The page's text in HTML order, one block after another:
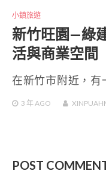
小鎮旅遊
新竹旺園—綠
活與商業空間
在新竹市附近，
3 年AGO
POST